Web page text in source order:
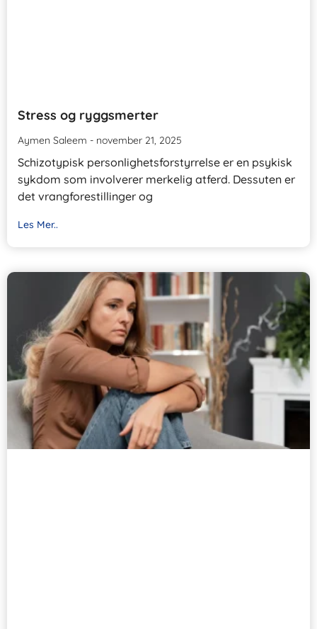
Stress og ryggsmerter
Aymen Saleem november 21, 2025
Schizotypisk personlighetsforstyrrelse er en psykisk
sykdom som involverer merkelig atferd. Dessuten er
det vrangforestillinger og
Les Mer..